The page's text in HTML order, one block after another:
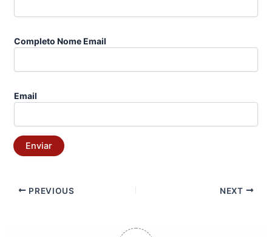
Completo Nome Email
Email
Enviar
PREVIOUS NEXT